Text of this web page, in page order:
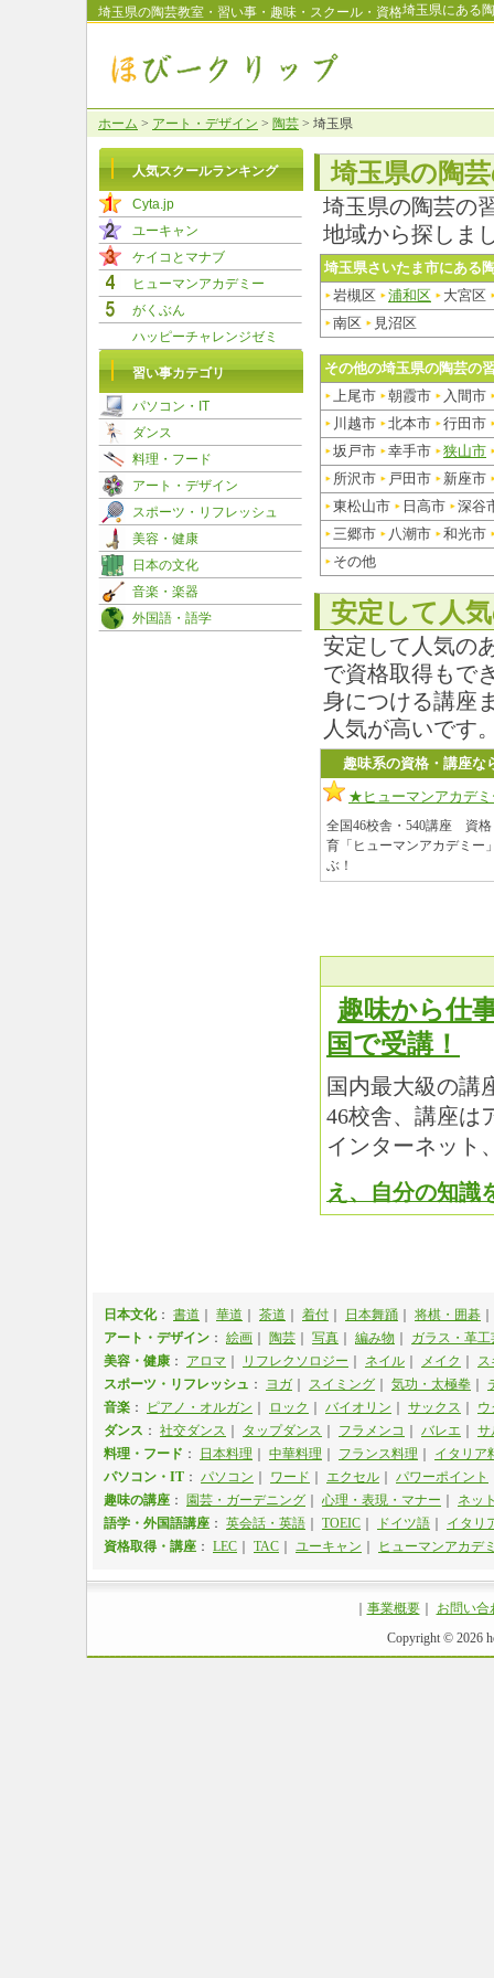
埼玉県の陶芸教室・習い事・趣味・スクール・資格埼玉県にある
ホーム > アート・デザイン > 陶芸 > 埼玉県
埼玉県の陶
埼玉県の陶芸の
地域から探しま
埼玉県さいたま市にある
岩槻区
浦和区
大宮区
南区
見沼区
その他の埼玉県の陶芸の
上尾市
朝霞市
入間市
川越市
北本市
行田市
坂戸市
幸手市
狭山市
所沢市
戸田市
新座市
東松山市
日高市
深谷
三郷市
八潮市
和光市
その他
安定して人
安定して人気の
で資格取得もで
身につける講座
人気が高いです
趣味系の資格・講座な
★ヒューマンアカデ
全国46校舎・540講座 資格
育「ヒューマンアカデミー
ぶ！
趣味から仕
国で受講！
国内最大級の講
46校舎、講座は
インターネット
え、自分の知識
人気スクールランキング
Cyta.jp
ユーキャン
ケイコとマナブ
ヒューマンアカデミー
がくぶん
ハッピーチャレンジゼミ
習い事カテゴリ
パソコン・IT
ダンス
料理・フード
アート・デザイン
スポーツ・リフレッシュ
美容・健康
日本の文化
音楽・楽器
外国語・語学
日本文化： 書道 華道 茶道 着付 日本舞踊 将棋・囲碁
アート・デザイン ： 絵画 陶芸 写真 編み物
ガラス・革工
美容・健康 ： アロマ リフレクソロジー ネイル メイク
ス
スポーツ・リフレッシュ ： ヨガ スイミング 気功・太極拳
音楽 ： ピアノ・オルガン ロック バイオリン サックス
ウ
ダンス ： 社交ダンス タップダンス フラメンコ バレエ
サ
料理・フード ： 日本料理 中華料理 フランス料理
イタリア
パソコン・IT ： パソコン ワード エクセル パワーポイント
趣味の講座 ： 園芸・ガーデニング 心理・表現・マナー
ネッ
語学・外国語講座 ： 英会話・英語 TOEIC ドイツ語
イタリ
資格取得・講座 ： LEC TAC ユーキャン ヒューマンアカデ
事業概要｜
お問い合
Copyright © 2026